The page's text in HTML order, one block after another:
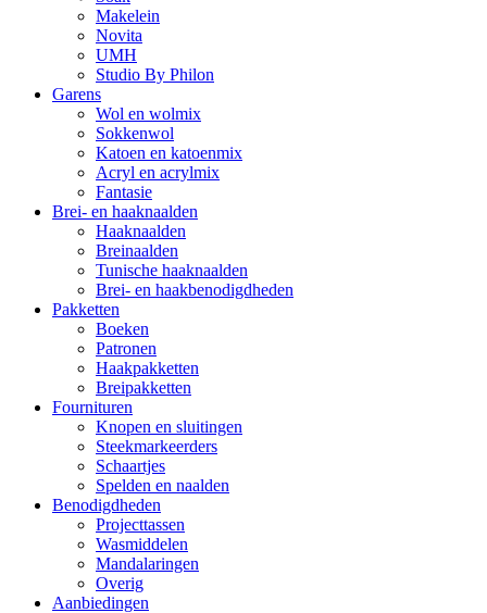
Makelein
Novita
UMH
Studio By Philon
Garens
Wol en wolmix
Sokkenwol
Katoen en katoenmix
Acryl en acrylmix
Fantasie
Brei- en haaknaalden
Haaknaalden
Breinaalden
Tunische haaknaalden
Brei- en haakbenodigdheden
Pakketten
Boeken
Patronen
Haakpakketten
Breipakketten
Fournituren
Knopen en sluitingen
Steekmarkeerders
Schaartjes
Spelden en naalden
Benodigdheden
Projecttassen
Wasmiddelen
Mandalaringen
Overig
Aanbiedingen